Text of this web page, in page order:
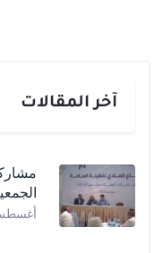
آخر المقالات
أغسطس 1,